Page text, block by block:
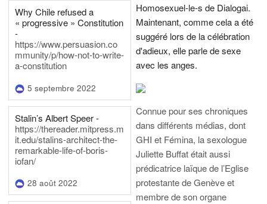
Why Chile refused a
« progressive » Constitution
-
https://www.persuasion.co
mmunity/p/how-not-to-write-
a-constitution
5 septembre 2022
Stalin’s Albert Speer -
https://thereader.mitpress.m
it.edu/stalins-architect-the-
remarkable-life-of-boris-
iofan/
28 août 2022
Homosexuel-le-s de Dialogai.
Maintenant, comme cela a été
suggéré lors de la célébration
d'adieux, elle parle de sexe
avec les anges.
Connue pour ses chroniques
dans différents médias, dont
GHI et Fémina, la sexologue
Juliette Buffat était aussi
prédicatrice laïque de l’Eglise
protestante de Genève et
membre de son organe